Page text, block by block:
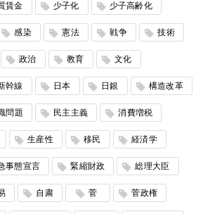
賃金 少子化 少子高齢化
感染 憲法 戦争 技術
政治 教育 文化
幹線 日本 日銀 構造改革
問題 民主主義 消費増税
生産性 移民 経済学
事態宣言 緊縮財政 総理大臣
自粛 菅 菅政権